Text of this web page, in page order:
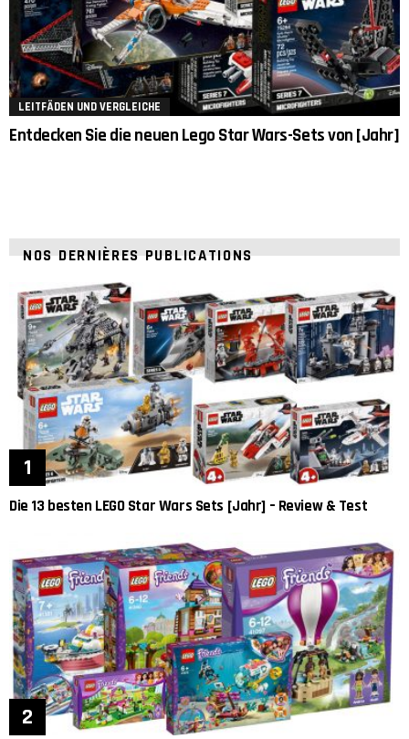
LEITFÄDEN UND VERGLEICHE
Entdecken Sie die neuen Lego Star Wars-Sets von [Jahr]
NOS DERNIÈRES PUBLICATIONS
Die 13 besten LEGO Star Wars Sets [Jahr] – Review & Test